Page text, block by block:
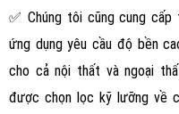
✅ Chúng tôi cũng cung
ứng dụng yêu cầu độ bền
cho cả nội thất và ngoại
được chọn lọc kỹ lưỡng về